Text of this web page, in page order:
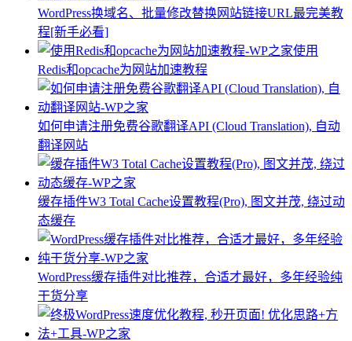
WordPress换域名、批量修改替换网站链接URL最完美教
程[新手必看]
使用
Redis和opcache为网站加速教程
如何申请注册免费谷歌翻译API (Cloud Translation), 自动
翻译网站
缓存插件W3 Total Cache设置教程(Pro), 图文并茂, 绕过动
态缓存
WordPress缓存插件对比推荐，合适才最好，多年经验纯
干货分享